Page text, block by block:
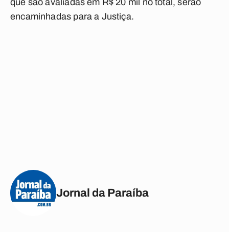
que são avaliadas em R$ 20 mil no total, serão
encaminhadas para a Justiça.
Jornal da Paraíba